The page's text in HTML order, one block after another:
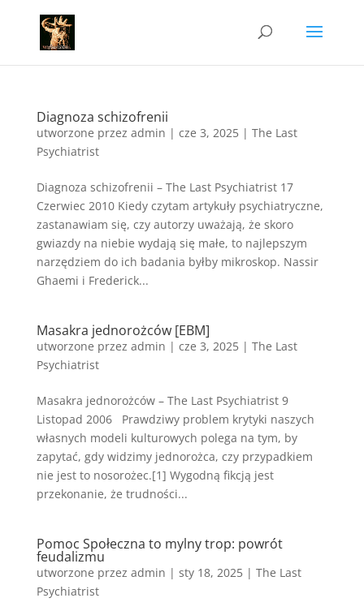
Diagnoza schizofrenii
utworzone przez admin | cze 3, 2025| The Last
Psychiatrist
Diagnoza schizofrenii – The Last Psychiatrist 17
Czerwiec 2010 Kiedy czytam artykuły psychiatryczne,
zastanawiam się, czy autorzy uważają, że skoro
gwiazdy na niebie wydają się małe, to najlepszym
narzędziem do ich badania byłby mikroskop. Nassir
Ghaemi i Frederick...
Masakra jednorożców [EBM]
utworzone przez admin | cze 3, 2025| The Last
Psychiatrist
Masakra jednorożców – The Last Psychiatrist 9
Listopad 2006 Prawdziwy problem krytyki naszych
własnych modeli kulturowych polega na tym, by
zapytać, gdy widzimy jednorożca, czy przypadkiem
nie jest to nosorożec.[1] Wygodną fikcją jest
przekonanie, że trudności...
Pomoc Społeczna to mylny trop: powrót
feudalizmu
utworzone przez admin | sty 18, 2025| The Last
Psychiatrist